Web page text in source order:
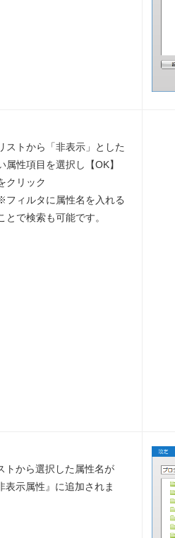
ストから「非表示」とした
属性項目を選択し【OK】
クリック
フィルタに属性名を入れる
とで検索も可能です。
トから選択した属性名が
表示属性』に追加されま